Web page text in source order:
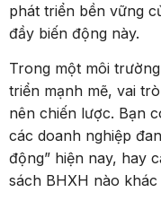
phát triển bền vững
đầy biến động này.
Trong một môi
triển mạnh mẽ, vai
nên chiến lược. Bạn
các doanh nghiệp
động” hiện nay, hay
sách BHXH nào khác